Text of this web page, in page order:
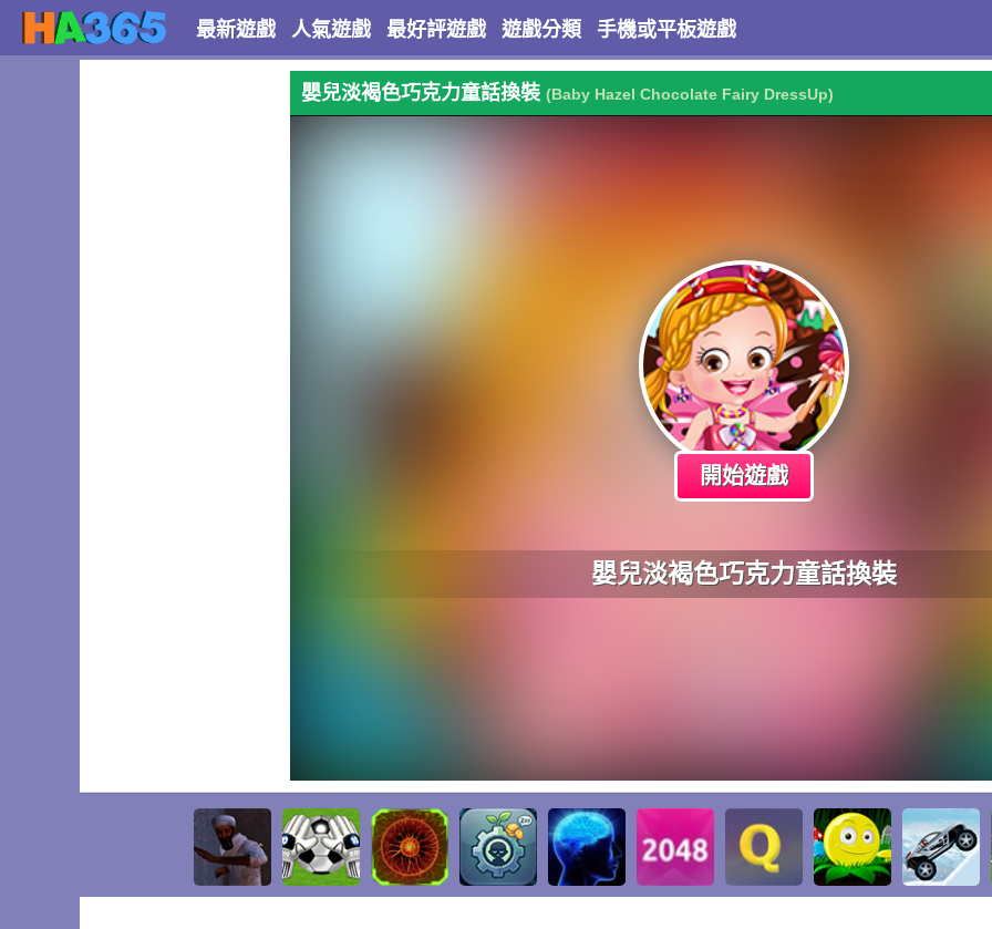
最新遊戲 人氣遊戲 最好評遊戲 遊戲分類 手機或平板遊戲
嬰兒淡褐色巧克力童話換裝 (Baby Hazel Chocolate Fairy DressUp)
開始遊戲
嬰兒淡褐色巧克力童話換裝